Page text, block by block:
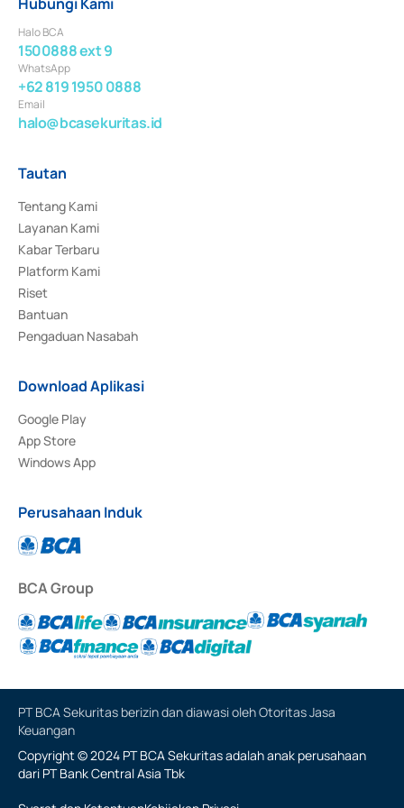
Halo BCA
1500888 ext 9
WhatsApp
+62 819 1950 0888
Email
halo@bcasekuritas.id
Tautan
Tentang Kami
Layanan Kami
Kabar Terbaru
Platform Kami
Riset
Bantuan
Pengaduan Nasabah
Download Aplikasi
Google Play
App Store
Windows App
Perusahaan Induk
BCA Group
PT BCA Sekuritas berizin dan diawasi oleh Otoritas Jasa
Keuangan
Copyright © 2024 PT BCA Sekuritas adalah anak perusahaan
dari PT Bank Central Asia Tbk